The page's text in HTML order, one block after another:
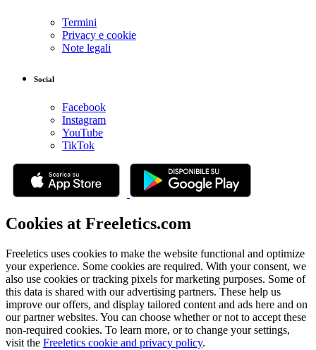
Termini
Privacy e cookie
Note legali
Social
Facebook
Instagram
YouTube
TikTok
Cookies at Freeletics.com
Freeletics uses cookies to make the website functional and optimize
your experience. Some cookies are required. With your consent, we
also use cookies or tracking pixels for marketing purposes. Some of
this data is shared with our advertising partners. These help us
improve our offers, and display tailored content and ads here and on
our partner websites. You can choose whether or not to accept these
non-required cookies. To learn more, or to change your settings,
visit the Freeletics cookie and privacy policy.